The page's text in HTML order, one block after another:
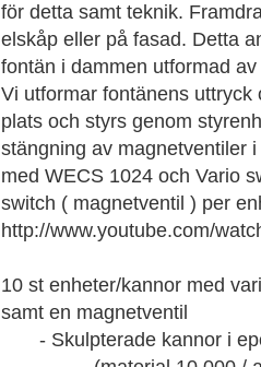
för detta samt teknik.
elskåp eller på fasad. Detta
fontän i dammen utformad
Vi utformar fontänens
plats och styrs genom
stängning av magnetventiler
med WECS 1024 och Vario
switch ( magnetventil ) per
http://www.youtube.com/
10 st enheter/kannor med
samt en magnetventil
- Skulpterade kannor i